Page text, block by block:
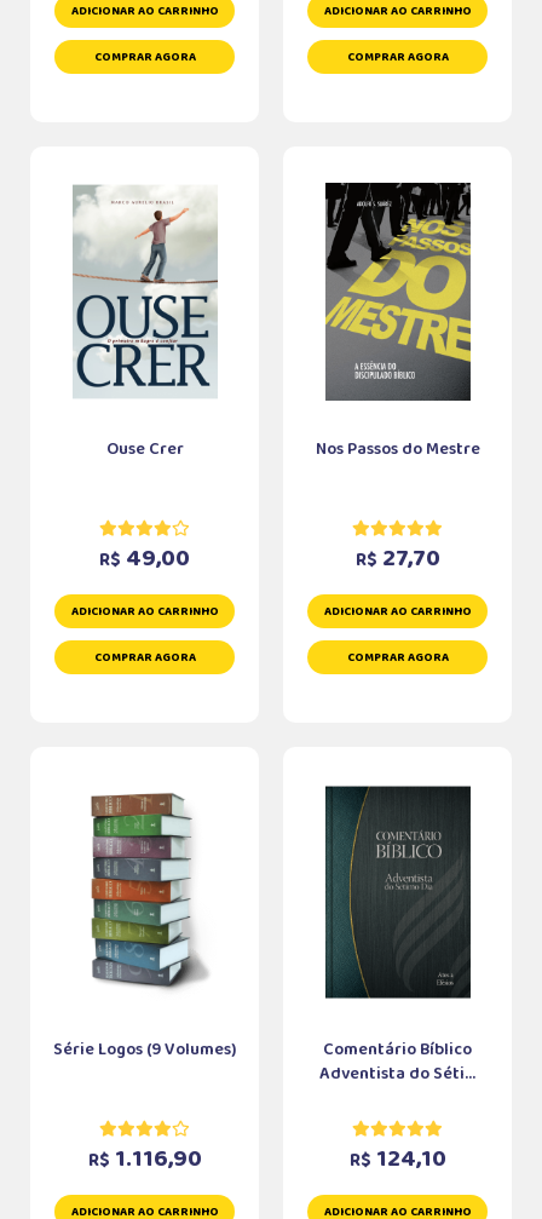
ADICIONAR AO CARRINHO
COMPRAR AGORA
ADICIONAR AO CARRINHO
COMPRAR AGORA
Ouse Crer
R$ 49,00
ADICIONAR AO CARRINHO
COMPRAR AGORA
Nos Passos do Mestre
R$ 27,70
ADICIONAR AO CARRINHO
COMPRAR AGORA
Série Logos (9 Volumes)
R$ 1.116,90
ADICIONAR AO CARRINHO
Comentário Bíblico
Adventista do Séti...
R$ 124,10
ADICIONAR AO CARRINHO